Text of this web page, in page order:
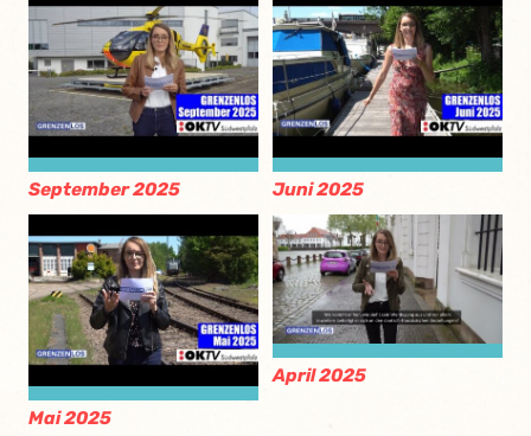
September 2025 Juni 2025
Mai 2025
April 2025